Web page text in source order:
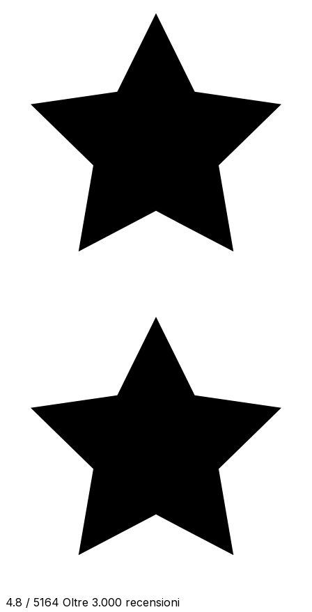
4.8 / 5164 Oltre 3.000 recensioni